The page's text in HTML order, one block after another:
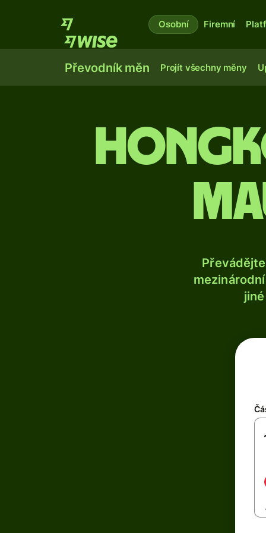
Osobní Firemní
Převodník měn Projít všechny měny